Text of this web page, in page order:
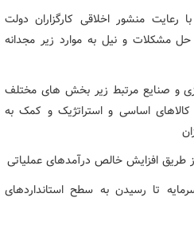
رعایت منشور اخلاقی کارگزاران دولت
مشکلات و نیل به موارد زیر مجدانه
و صنایع مرتبط زیر بخش های مختلف
اساسی و استراتژیک و کمک به
طریق افزایش خالص درآمدهای عملیاتی
تا رسیدن به سطح استانداردهای